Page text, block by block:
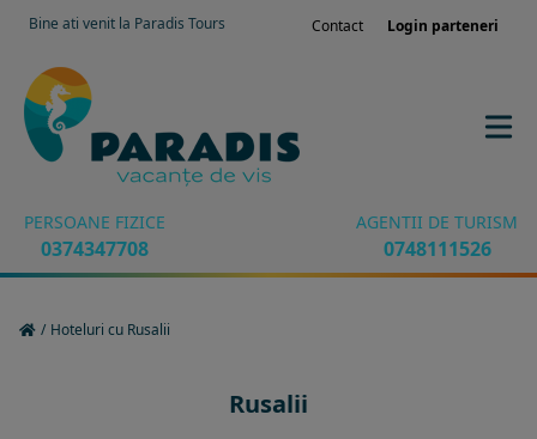
Bine ati venit la Paradis Tours Contact Login parteneri
PERSOANE FIZICE
0374347708
AGENTII DE TURISM
0748111526
/ Hoteluri cu Rusalii
Rusalii